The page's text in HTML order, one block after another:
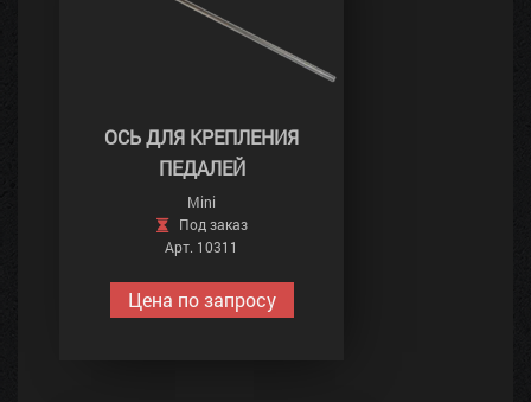
ОСЬ ДЛЯ КРЕПЛЕНИЯ
ПЕДАЛЕЙ
Mini
Под заказ
Арт. 10311
Цена по запросу